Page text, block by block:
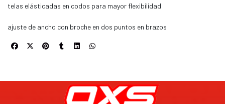
telas elásticadas en codos para mayor flexibilidad
ajuste de ancho con broche en dos puntos en brazos